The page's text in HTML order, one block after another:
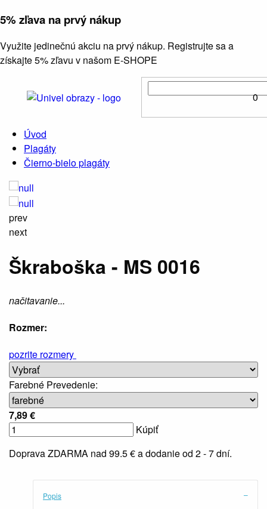
5% zľava na prvý nákup
Využite jedinečnú akciu na prvý nákup. Registrujte sa a
získajte 5% zľavu v našom E-SHOPE
0
Úvod
Plagáty
Čierno-bielo plagáty
prev
next
Škraboška - MS 0016
načitavanie...
Rozmer:
pozrite rozmery
Farebné Prevedenie:
7,89 €
Kúpiť
Doprava ZDARMA nad 99.5 € a dodanie od 2 - 7 dní.
Popis